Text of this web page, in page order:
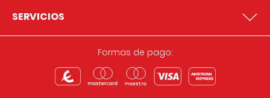
SERVICIOS
Formas de pago: